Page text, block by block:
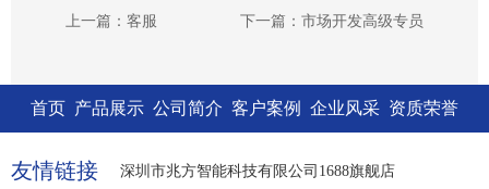
上一篇：客服 下一篇：市场开发高级专员
首页 产品展示 公司简介 客户案例 企业风采 资质荣誉
友情链接
深圳市兆方智能科技有限公司1688旗舰店